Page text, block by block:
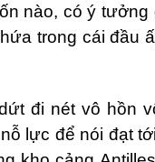
nào, có ý tưởng
trong cái đầu
đi nét vô hồn
lực để nói đạt